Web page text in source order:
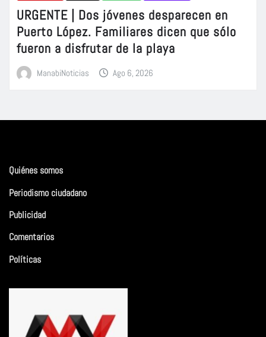
URGENTE | Dos jóvenes desparecen en
Puerto López. Familiares dicen que sólo
fueron a disfrutar de la playa
ManabiNoticias Ago 6, 2026
Quiénes somos
Periodismo ciudadano
Publicidad
Comentarios
Políticas